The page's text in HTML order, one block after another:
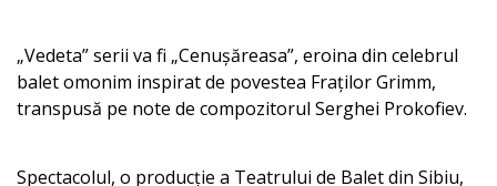
„Vedeta” serii va fi „Cenușăreasa”, eroina din celebrul
balet omonim inspirat de povestea Fraților Grimm,
transpusă pe note de compozitorul Serghei Prokofiev.
Spectacolul, o producție a Teatrului de Balet din Sibiu,